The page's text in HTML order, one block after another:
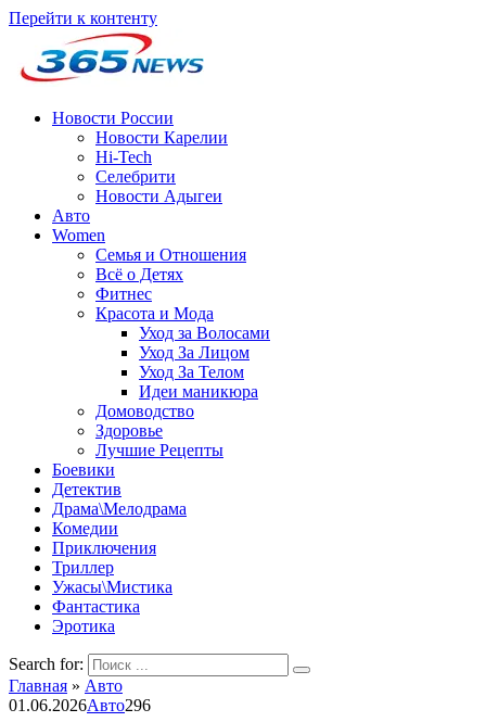
Перейти к контенту
Новости России
Новости Карелии
Hi-Tech
Селебрити
Новости Адыгеи
Авто
Women
Семья и Отношения
Всё о Детях
Фитнес
Красота и Мода
Уход за Волосами
Уход За Лицом
Уход За Телом
Идеи маникюра
Домоводство
Здоровье
Лучшие Рецепты
Боевики
Детектив
Драма\Мелодрама
Комедии
Приключения
Триллер
Ужасы\Мистика
Фантастика
Эротика
Search for:
Главная » Авто
01.06.2026Авто296